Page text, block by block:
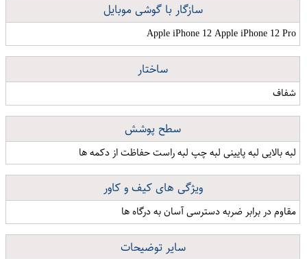
سازگار با گوشی موبایل
Apple iPhone 12 Apple iPhone 12 Pro
ساختار
شفاف
سطح پوشش
لبه بالایی لبه پایینی لبه چپ لبه راست حفاظت از دکمه ها
ویژگی های کیف و کاور
مقاوم در برابر ضربه دسترسی آسان به درگاه ها
سایر توضیحات